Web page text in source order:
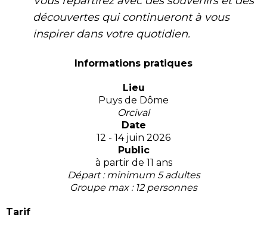
découvertes qui continueront à vous
inspirer dans votre quotidien.
Informations pratiques
Lieu
Puys de Dôme
Orcival
Date
12 - 14 juin 2026
Public
à partir de 11 ans
Départ : minimum 5 adultes
Groupe max : 12 personnes
Tarif